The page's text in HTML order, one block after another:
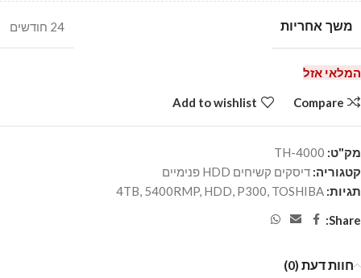
משך אחריות 24 חודשים
המלאי אזל
Compare
Add to wishlist
מק"ט: TH-4000
קטגוריה: דיסקים קשיחים HDD פנימיים
תגיות:
4TB, 5400RMP, HDD, P300, TOSHIBA
Share:
חוות דעת (0)